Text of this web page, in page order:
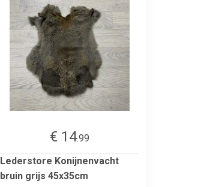
€ 14.99
Lederstore Konijnenvacht
bruin grijs 45x35cm